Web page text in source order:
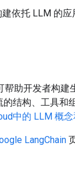
建依托 LLM 的应
帮助开发者构
结构、工具和
中的 LLM 概
LangChain